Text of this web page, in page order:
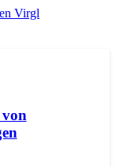
Virgl
von